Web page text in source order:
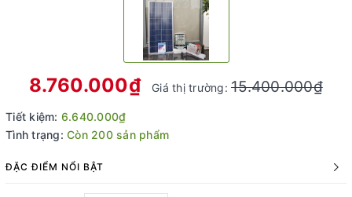
8.760.000₫ Giá thị trường: 15.400.000₫
Tiết kiệm: 6.640.000₫
Tình trạng: Còn 200 sản phẩm
ĐẶC ĐIỂM NỔI BẬT